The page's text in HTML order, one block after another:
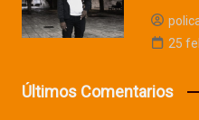
25
Últimos Comentarios